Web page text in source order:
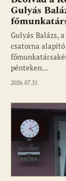
Gulyás
Gulyás Balázs,
csatorna
pénteken…
2026.07.31.